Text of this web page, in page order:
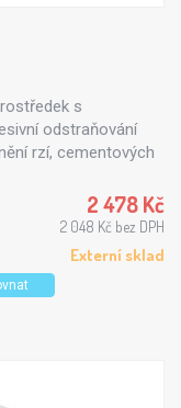
s
odstraňování
rzí, cementových
2 478 Kč
2 048 Kč bez DPH
Externí sklad